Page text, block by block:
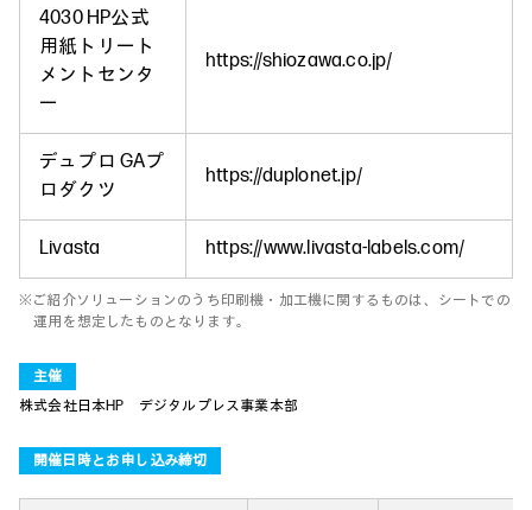
4030 HP公式
用紙トリート
メントセンタ
ー
https://shiozawa.co.jp/
デュプロ GAプ
ロダクツ
https://duplonet.jp/
Livasta https://www.livasta-labels.com/
※ご紹介ソリューションのうち印刷機・加工機に関するものは、シートでの
運用を想定したものとなります。
主催
株式会社日本HP デジタルプレス事業本部
開催日時とお申し込み締切